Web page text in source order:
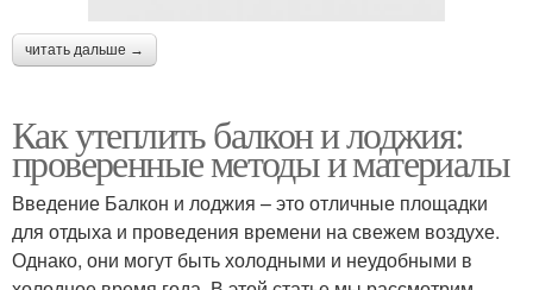
читать дальше →
Как утеплить балкон и лоджия:
проверенные методы и материалы
Введение Балкон и лоджия – это отличные площадки
для отдыха и проведения времени на свежем воздухе.
Однако, они могут быть холодными и неудобными в